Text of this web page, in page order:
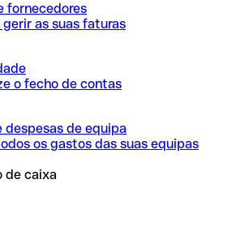
fornecedores
gerir as suas faturas
o fecho de contas
despesas de equipa
os gastos das suas equipas
de caixa